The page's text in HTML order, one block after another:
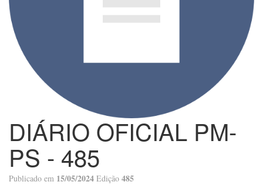
DIÁRIO OFICIAL PM-
PS - 485
Publicado em 15/05/2024 Edição 485